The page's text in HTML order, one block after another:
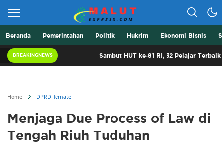
Malut Express
Beranda Pemerintahan Politik Hukrim Ekonomi Bisnis
BREAKINGNEWS Sambut HUT ke-81 RI, 32 Pelajar Terbaik Malut Siap
Home DPRD Ternate
Menjaga Due Process of Law di
Tengah Riuh Tuduhan